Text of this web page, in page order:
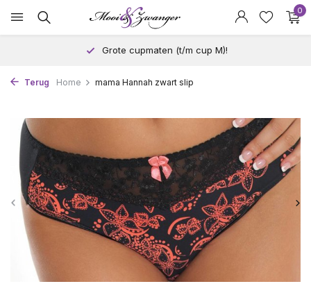
0
Grote cupmaten (t/m cup M)!
Terug Home mama Hannah zwart slip